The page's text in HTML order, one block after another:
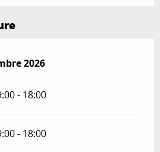
au31 décembre 2026
2026
- 18:00
- 18:00